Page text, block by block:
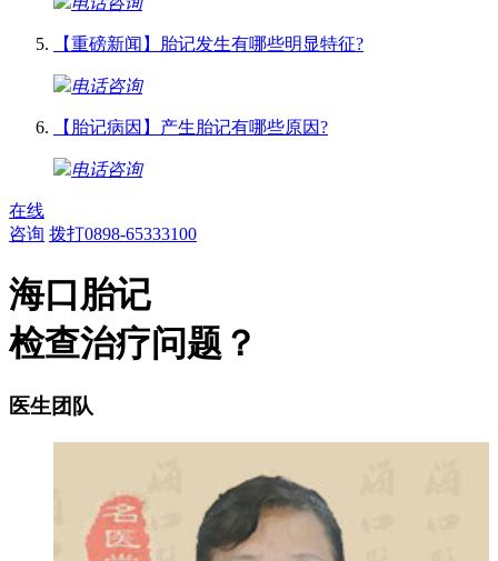
【重磅新闻】胎记发生有哪些明显特征?
电话咨询
【胎记病因】产生胎记有哪些原因?
电话咨询
在线
咨询 拨打0898-65333100
海口胎记
检查治疗问题？
医生团队